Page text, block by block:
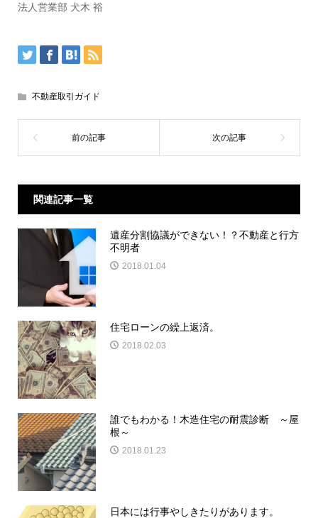
法人営業部 犬木 裕
不動産取引ガイド
関連記事一覧
遺産分割協議ができない！？不動産と行方
不明者
2018.01.04
住宅ローンの繰上返済。
2018.02.03
誰でもわかる！木造住宅の耐震診断 ～屋
根～
2018.01.23
日本には行事やしきたりがあります。